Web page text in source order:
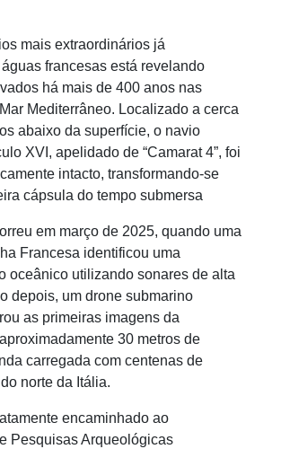
mais extraordinários já
francesas está revelando
há mais de 400 anos nas
Mediterrâneo. Localizado a cerca
abaixo da superfície, o navio
XVI, apelidado de “Camarat 4”, foi
intacto, transformando-se
cápsula do tempo submersa
em março de 2025, quando uma
Francesa identificou uma
oceânico utilizando sonares de alta
depois, um drone submarino
as primeiras imagens da
30 metros de
carregada com centenas de
norte da Itália.
encaminhado ao
Pesquisas Arqueológicas